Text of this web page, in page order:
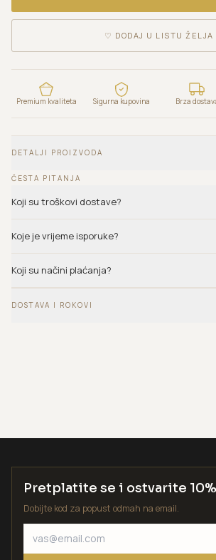
♡ DODAJ U LISTU ŽELJA
Premium kvaliteta Sigurna kupovina Brza
DETALJI PROIZVODA
ČESTA PITANJA
Koji su troškovi dostave?
Koje je vrijeme isporuke?
Koji su načini plaćanja?
DOSTAVA I ROKOVI
Pretplatite se i ostvarite
Dobijte kod za popust odmah na email.